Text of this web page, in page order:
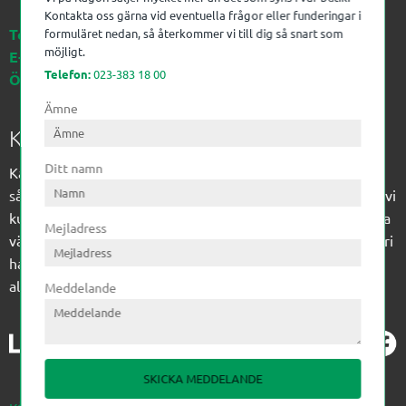
Telefon:023-383 18 00
E-post:kagon@kagon.se
Öppettider:Måndag-Fredag, 07-16
Kagon AB
Kagon har sedan 1972 levererat kompetens till
sågverksindustrin och övrig industri. Till träindustrin tillför vi
kunskap med optimeringslösningar från timmerplanen hela
vägen fram till paketering/emballering och till övrig industri
har vi ett komplement sortiment av teknikprodukter med
allt ifrån slangtillverkning till transmission och lager.
Kontakta oss gärna vid eventuella frågor eller funderingar i
formuläret nedan, så återkommer vi till dig så snart som
möjligt.
Telefon:023-383 18 00
Ämne
Ditt namn
Mejladress
Meddelande
SKICKA MEDDELANDE